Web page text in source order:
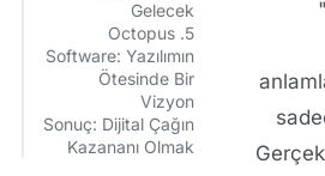
Gelecek
5. Octopus
Software: Yazılımın
Ötesinde Bir
Vizyon
Sonuç: Dijital Çağın
Kazananı Olmak